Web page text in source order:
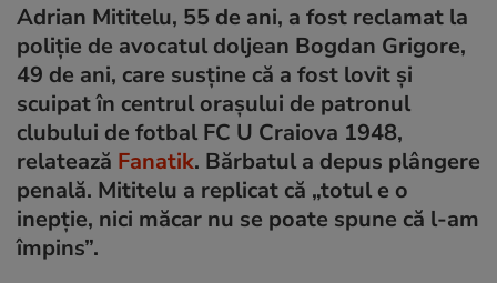
Adrian Mititelu, 55 de ani, a fost reclamat la
poliție de avocatul doljean Bogdan Grigore,
49 de ani, care susține că a fost lovit şi
scuipat în centrul oraşului de patronul
clubului de fotbal FC U Craiova 1948,
relatează Fanatik. Bărbatul a depus plângere
penală. Mititelu a replicat că „totul e o
inepție, nici măcar nu se poate spune că l-am
împins”.